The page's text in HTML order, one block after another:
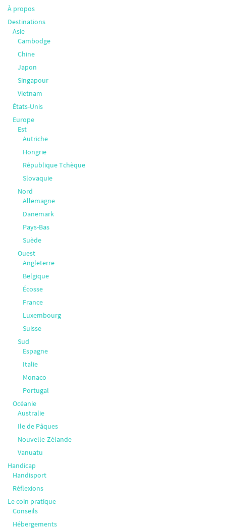
À propos
Destinations
Asie
Cambodge
Chine
Japon
Singapour
Vietnam
États-Unis
Europe
Est
Autriche
Hongrie
République Tchèque
Slovaquie
Nord
Allemagne
Danemark
Pays-Bas
Suède
Ouest
Angleterre
Belgique
Écosse
France
Luxembourg
Suisse
Sud
Espagne
Italie
Monaco
Portugal
Océanie
Australie
Ile de Pâques
Nouvelle-Zélande
Vanuatu
Handicap
Handisport
Réflexions
Le coin pratique
Conseils
Hébergements